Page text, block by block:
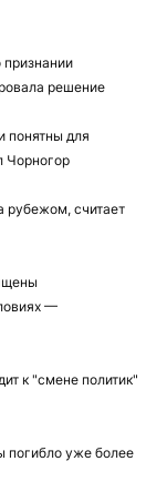
признании
решение
понятны для
Чорногор
рубежом, считает
—
к "смене политик"
погибло уже более